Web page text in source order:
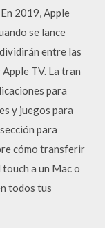
2019, Apple
se lance
entre las
TV. La tran
para
y juegos para
para
cómo transferir
a un Mac o
todos tus